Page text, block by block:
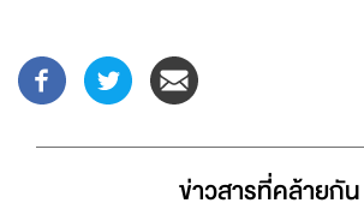
ข่าวสารที่่คล้ายกัน